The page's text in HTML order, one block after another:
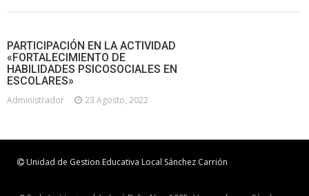
PARTICIPACIÓN EN LA ACTIVIDAD
«FORTALECIMIENTO DE
HABILIDADES PSICOSOCIALES EN
ESCOLARES»
Administrador 23 Agosto, 2022
Unidad de Gestion Educativa Local Sánchez Carrión